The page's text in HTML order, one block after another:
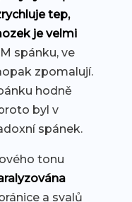
tep,
je velmi
spánku, ve
zpomalují.
hodně
byl v
spánek.
tonu
a svalů